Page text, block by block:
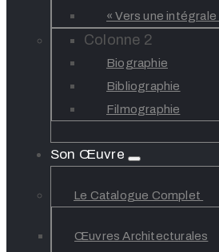
« Vers une intégrale
Colonne 2
Biographie
Bibliographie
Filmographie
Son Œuvre
Le Catalogue Complet
Œuvres Architecturales